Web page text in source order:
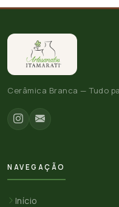
Cerâmica Branca — Tudo
NAVEGAÇÃO
Início